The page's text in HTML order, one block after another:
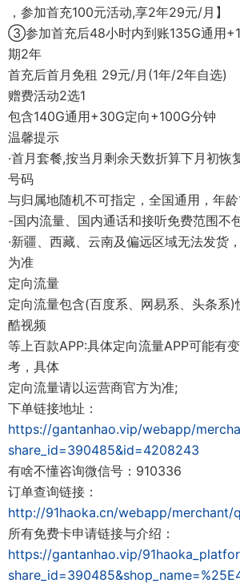
，参加首充100元活动,享2年29元/月】
③参加首充后48小时内到账135G通用
期2年
首充后首月免租 29元/月(1年/2年自选)
赠费活动2选1
包含140G通用+30G定向+100G分钟
温馨提示
·首月套餐,按当月剩余天数折算下月初恢
号码
与归属地随机不可指定，全国通用，年
-国内流量、国内通话和接听免费范围不
·新疆、西藏、云南及偏远区域无法发货
为准
定向流量
定向流量包含(百度系、网易系、头条系
酷视频
等上百款APP:具体定向流量APP可能有
考，具体
定向流量请以运营商官方为准;
下单链接地址：
https://gantanhao.vip/webapp/
share_id=390485&id=4208243
有啥不懂咨询微信号：910336
订单查询链接：
http://91haoka.cn/webapp/merchant/
所有免费卡申请链接与介绍：
https://gantanhao.vip/